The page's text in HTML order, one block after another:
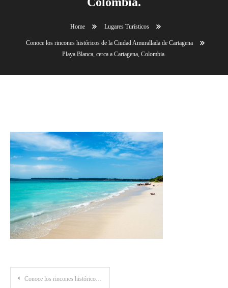
Home Lugares Turísticos
Conoce los rincones históricos de la Ciudad Amurallada de Cartagena
Playa Blanca, cerca a Cartagena, Colombia.
Post
Conoce los rincones históricos de la Ciudad Amurallada de Cartagena